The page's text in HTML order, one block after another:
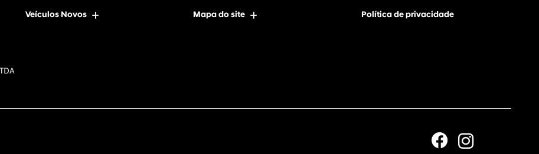
Veículos Novos Mapa do site Política de privacidade